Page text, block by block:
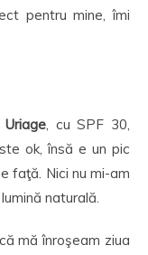
pentru mine, îmi
, cu SPF 30,
ok, însă e un pic
faţă. Nici nu mi-am
naturală.
mă înroşeam ziua